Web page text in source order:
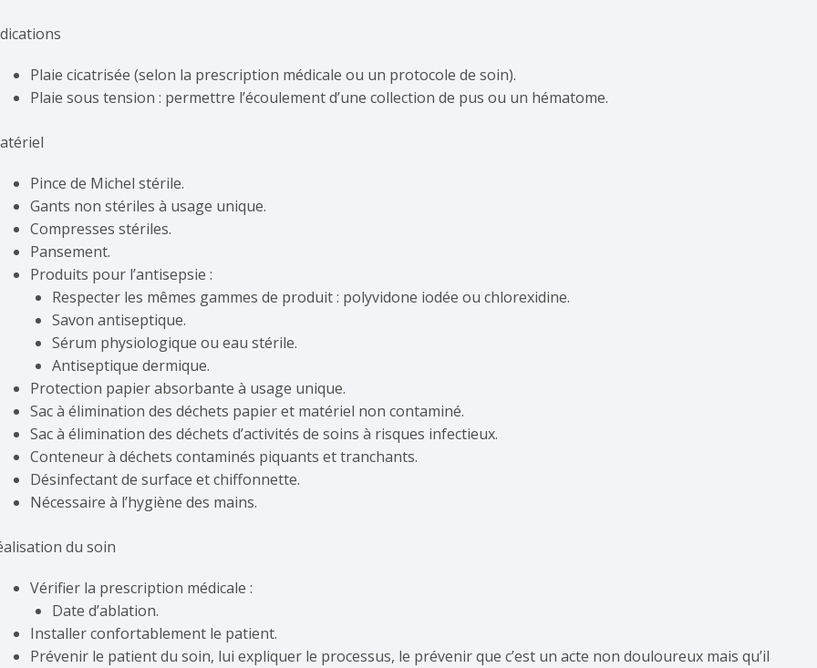
Plaie cicatrisée (selon la prescription médicale ou un protocole de soin).
Plaie sous tension : permettre l’écoulement d’une collection de pus ou un hématome.
Pince de Michel stérile.
Gants non stériles à usage unique.
Compresses stériles.
Pansement.
Produits pour l’antisepsie :
Respecter les mêmes gammes de produit : polyvidone iodée ou chlorexidine.
Savon antiseptique.
Sérum physiologique ou eau stérile.
Antiseptique dermique.
Protection papier absorbante à usage unique.
Sac à élimination des déchets papier et matériel non contaminé.
Sac à élimination des déchets d’activités de soins à risques infectieux.
Conteneur à déchets contaminés piquants et tranchants.
Désinfectant de surface et chiffonnette.
Nécessaire à l’hygiène des mains.
du soin
Vérifier la prescription médicale :
Date d’ablation.
Installer confortablement le patient.
Prévenir le patient du soin, lui expliquer le processus, le prévenir que c’est un acte non douloureux mais qu’il